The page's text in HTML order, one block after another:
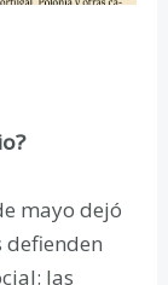
mayo dejó
defienden
las